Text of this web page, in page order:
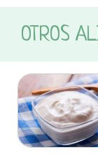
OTROS